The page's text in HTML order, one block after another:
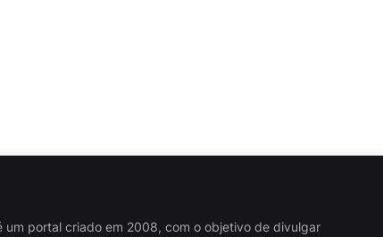
um portal criado em 2008, com o objetivo de divulgar